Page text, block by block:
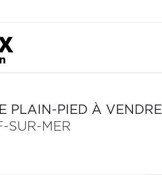
PLAIN-PIED À VENDRE
SUR-MER